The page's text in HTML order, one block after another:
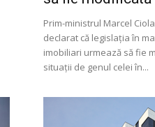
Prim-ministrul Marcel
declarat că legislaţia în
imobiliari urmează să fie
situaţii de genul celei în...